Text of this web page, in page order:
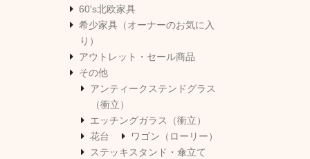
60's北欧家具
希少家具（オーナーのお気に入
り）
アウトレット・セール商品
その他
アンティークステンドグラス
（衝立）
エッチングガラス（衝立）
花台
ワゴン（ローリー）
ステッキスタンド・傘立て